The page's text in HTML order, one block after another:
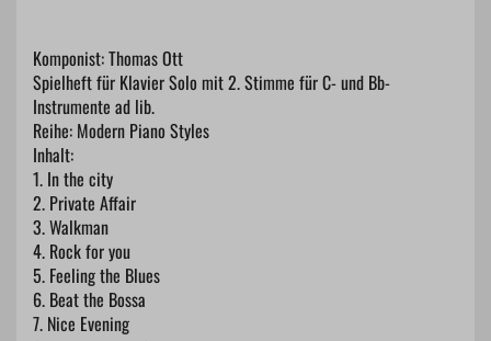
Komponist: Thomas Ott
Spielheft für Klavier Solo mit 2. Stimme für C- und Bb-
Instrumente ad lib.
Reihe: Modern Piano Styles
Inhalt:
1. In the city
2. Private Affair
3. Walkman
4. Rock for you
5. Feeling the Blues
6. Beat the Bossa
7. Nice Evening